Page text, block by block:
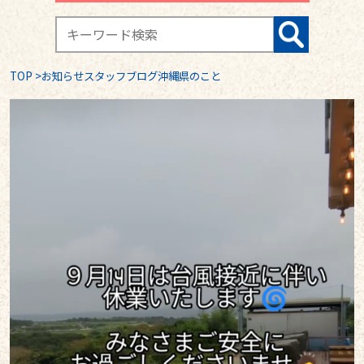
TOP>お知らせスタッフブログ沖縄県のこと